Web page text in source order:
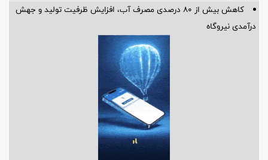
کاهش بیش از ۸۰ درصدی مصرف آب، افزایش ظرفیت تولید و جهش
درآمدی نیروگاه